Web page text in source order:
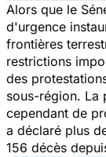
Alors que le
d'urgence
frontières
restrictions
des
sous-région. La
cependant de
a déclaré plus
156 décès